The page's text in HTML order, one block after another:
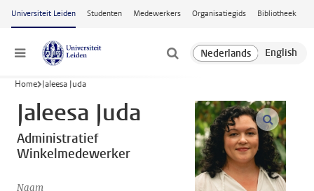
Ga naar hoofdinhoud
Universiteit Leiden Studenten Medewerkers Organisatiegids Bibliotheek
Menu
Home Jaleesa Juda
Jaleesa Juda
Administratief
Winkelmedewerker
Naam
open